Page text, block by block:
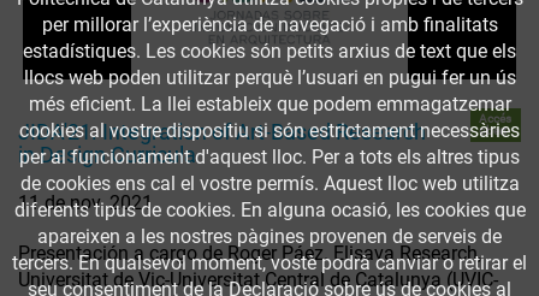
JIDA'21. Integration of Art-Based Research
in Design Curricula
Accés
obert
11 de nov. 2021
Presentación a cargo de Roger Páez. Elisava Research,
Universitat de Vic-Universitat Central de Catalunya (UVIC-
per millorar l’experiència de navegació i amb finalitats
estadístiques. Les cookies són petits arxius de text que els
llocs web poden utilitzar perquè l’usuari en pugui fer un ús
més eficient. La llei estableix que podem emmagatzemar
cookies al vostre dispositiu si són estrictament necessàries
per al funcionament d'aquest lloc. Per a tots els altres tipus
de cookies ens cal el vostre permís. Aquest lloc web utilitza
diferents tipus de cookies. En alguna ocasió, les cookies que
apareixen a les nostres pàgines provenen de serveis de
tercers. En qualsevol moment, vostè podrà canviar o retirar el
seu consentiment de la Declaració sobre ús de cookies al